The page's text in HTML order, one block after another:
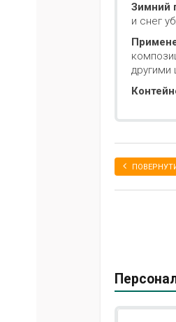
Зимний
и снег
другими